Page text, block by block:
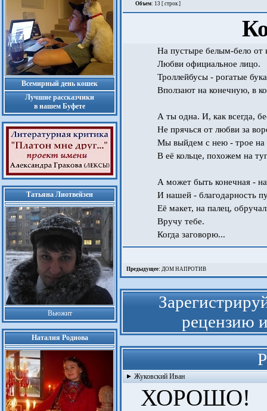
Всемирный день кошек
Лучшие рассказчики
в нашем Буфете
Татьяна Лиотвейзен
Вьюжит
Наталия Роднова
Объем: 13 [ строк ]
На пустыре белым-бело от
Любви официальное лицо.
Троллейбусы - рогатые
Вползают на конечную, в
А ты одна. И, как всегда,
Не прячься от любви за
Мы выйдем с нею - трое на
В её кольце, похожем на
А может быть конечная -
И нашей - благодарность
Её макет, на палец,
Вручу тебе.
Когда заговорю...
Предыдущее: ДОМ НАПРОТИВ
рецензию
Жуковский Иван
ХОРОШО!